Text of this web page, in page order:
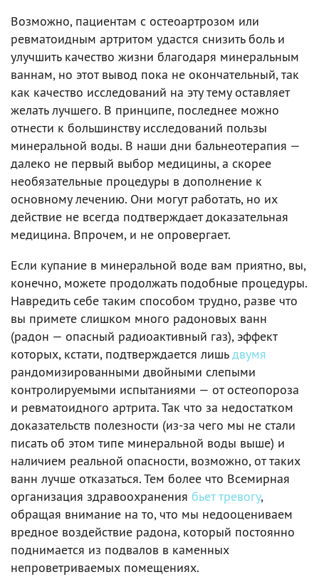
Возможно, пациентам с остеоартрозом или
ревматоидным артритом удастся снизить боль и
улучшить качество жизни благодаря минеральным
ваннам, но этот вывод пока не окончательный, так
как качество исследований на эту тему оставляет
желать лучшего. В принципе, последнее можно
отнести к большинству исследований пользы
минеральной воды. В наши дни бальнеотерапия —
далеко не первый выбор медицины, а скорее
необязательные процедуры в дополнение к
основному лечению. Они могут работать, но их
действие не всегда подтверждает доказательная
медицина. Впрочем, и не опровергает.
Если купание в минеральной воде вам приятно, вы,
конечно, можете продолжать подобные процедуры.
Навредить себе таким способом трудно, разве что
вы примете слишком много радоновых ванн
(радон — опасный радиоактивный газ), эффект
которых, кстати, подтверждается лишьдвумя
рандомизированными двойными слепыми
контролируемыми испытаниями — от остеопороза
и ревматоидного артрита. Так что за недостатком
доказательств полезности (из-за чего мы не стали
писать об этом типе минеральной воды выше) и
наличием реальной опасности, возможно, от таких
ванн лучше отказаться. Тем более что Всемирная
организация здравоохранения бьет тревогу,
обращая внимание на то, что мы недооцениваем
вредное воздействие радона, который постоянно
поднимается из подвалов в каменных
непроветриваемых помещениях.